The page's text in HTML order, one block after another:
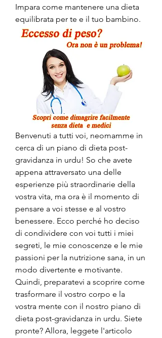
Impara come mantenere una dieta
equilibrata per te e il tuo bambino.
Benvenuti a tutti voi, neomamme in
cerca di un piano di dieta post-
gravidanza in urdu! So che avete
appena attraversato una delle
esperienze più straordinarie della
vostra vita, ma ora è il momento di
pensare a voi stesse e al vostro
benessere. Ecco perché ho deciso
di condividere con voi tutti i miei
segreti, le mie conoscenze e le mie
passioni per la nutrizione sana, in un
modo divertente e motivante.
Quindi, preparatevi a scoprire come
trasformare il vostro corpo e la
vostra mente con il nostro piano di
dieta post-gravidanza in urdu. Siete
pronte? Allora, leggete l'articolo